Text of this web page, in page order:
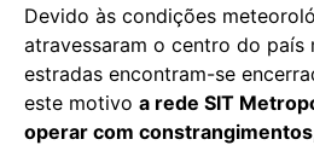
Devido às condições
atravessaram o centro do país
estradas encontram-se
este motivo a rede SIT
operar com